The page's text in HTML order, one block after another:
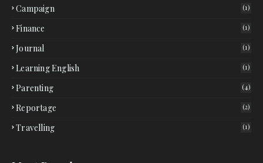
Campaign (1)
Finance (1)
Journal (1)
Learning English (1)
Parenting (4)
Reportage (2)
Travelling (1)